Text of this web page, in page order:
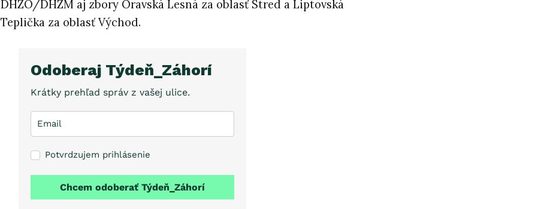
DHZO/DHZM aj zbory Oravská Lesná za oblasť Stred a Liptovská
Teplička za oblasť Východ.
Odoberaj Týdeň_Záhorí
Krátky prehľad správ z vašej ulice.
Potvrdzujem prihlásenie
Chcem odoberať Týdeň_Záhorí